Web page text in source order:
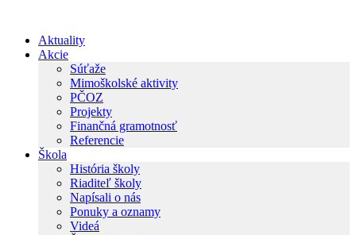
obsah
Aktuality
Akcie
Súťaže
Mimoškolské aktivity
PČOZ
Projekty
Finančná gramotnosť
Referencie
Škola
História školy
Riaditeľ školy
Napísali o nás
Ponuky a oznamy
Videá